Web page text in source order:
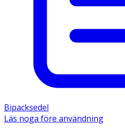
Bipacksedel
Läs noga före användning